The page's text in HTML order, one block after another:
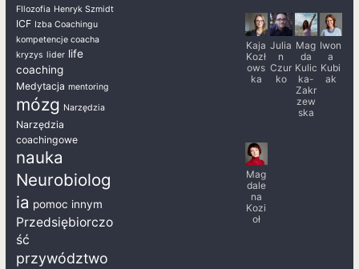
FIlozofia Henryk Szmidt
ICF Izba Coachingu
kompetencje coacha
kryzys lider life
coaching
Medytacja mentoring
mózg Narzędzia
Narzędzia
coachingowe
nauka
Neurobiolog
ia pomoc innym
Przedsiębiorczo
ść
przywództwo
Kaja
Kozł
ows
ka
Julia
n
Czur
ko
Mag
da
Kulic
ka-
Zakr
zew
ska
Iwon
a
Kubi
ak
Mag
dale
na
Kozi
oł